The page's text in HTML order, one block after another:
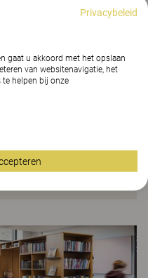
rugleuning meer
bewegingen
zitdieptes worden
geleverd met
uitvoeringen zijn
ophangbaar om
Kies uit een breed
Privacybeleid
gaat u akkoord met het opslaan
van websitenavigatie, het
te helpen bij onze